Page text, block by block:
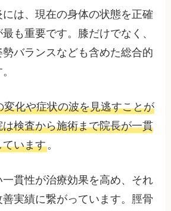
は、現在の身体の状態を正確
も重要です。膝だけでなく、
バランスなども含めた総合的
変化や症状の波を見逃すことが
検査から施術まで院長が一貫
ています。
貫性が治療効果を高め、それ
実績に繋がっています。脛骨